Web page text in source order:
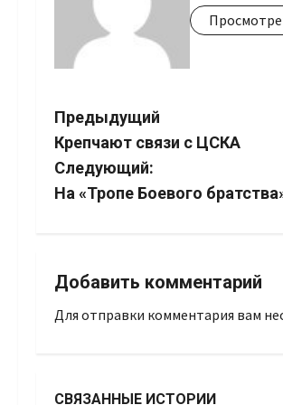
Навигация
записи
Предыдущий
Крепчают связи с ЦСКА
Следующий:
На «Тропе Боевого
Добавить комментарий
Для отправки комментария вам
СВЯЗАННЫЕ ИСТОРИИ